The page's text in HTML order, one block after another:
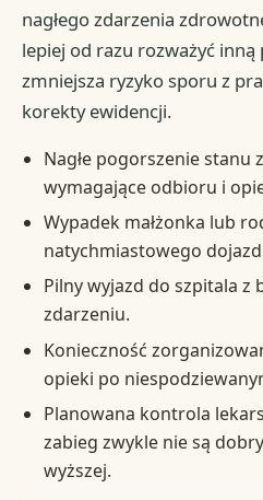
nagłego zdarzenia
lepiej od razu rozważyć inną
zmniejsza ryzyko sporu z
korekty ewidencji.
Nagłe pogorszenie stanu
wymagające odbioru i
Wypadek małżonka lub
natychmiastowego
Pilny wyjazd do szpitala z
zdarzeniu.
Konieczność
opieki po
Planowana kontrola
zabieg zwykle nie są
wyższej.